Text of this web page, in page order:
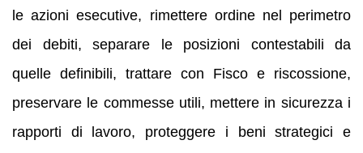
le azioni esecutive, rimettere ordine nel perimetro
dei debiti, separare le posizioni contestabili da
quelle definibili, trattare con Fisco e riscossione,
preservare le commesse utili, mettere in sicurezza i
rapporti di lavoro, proteggere i beni strategici e